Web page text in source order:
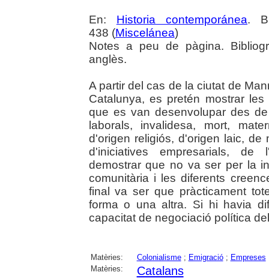
En: Historia contemporánea.
438 (Miscelánea)
Notes a peu de pàgina.
anglès.
A partir del cas de la ciutat de
Catalunya, es pretén mostrar
que es van desenvolupar des
laborals, invalidesa, mort,
d'origen religiós, d'origen laic, de
d'iniciatives empresarials, de
demostrar que no va ser per la
comunitària i les diferents
final va ser que pràcticament
forma o una altra. Si hi havia
capacitat de negociació política
Matèries: Colonialisme; Emigració; Empreses
Matèries:
Catalans